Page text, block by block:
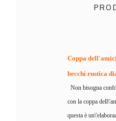
Coppa
becchi rustica
Non bisogna
con la coppa
questa è